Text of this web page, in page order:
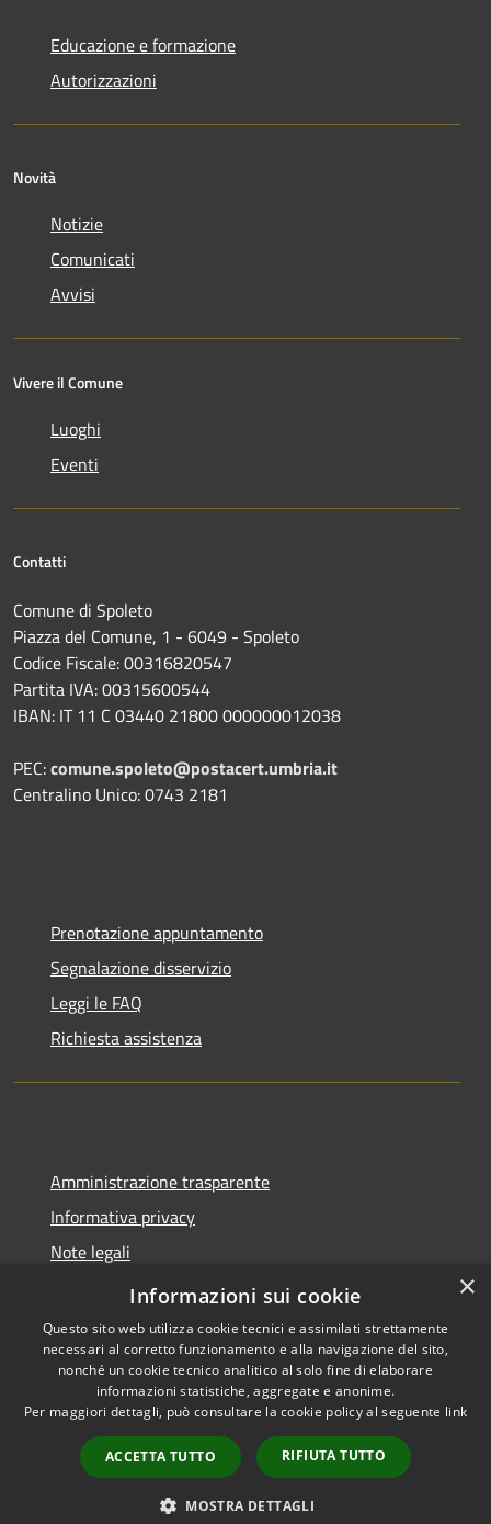
Educazione e formazione
Autorizzazioni
Novità
Notizie
Comunicati
Avvisi
Vivere il Comune
Luoghi
Eventi
Contatti
Comune di Spoleto
Piazza del Comune, 1 - 6049 - Spoleto
Codice Fiscale: 00316820547
Partita IVA: 00315600544
IBAN: IT 11 C 03440 21800 000000012038
PEC:comune.spoleto@postacert.umbria.it
Centralino Unico: 0743 2181
Prenotazione appuntamento
Segnalazione disservizio
Leggi le FAQ
Richiesta assistenza
Amministrazione trasparente
Informativa privacy
Note legali
Dichiarazione di accessibilità
Accessibilità
Copyright © 2026 • Comune di
Spoleto • Powered by
Municipium•
Accesso
redazione
×
Informazioni sui cookie
Questo sito web utilizza cookie tecnici e assimilati strettamente
necessari al corretto funzionamento e alla navigazione del sito,
nonché un cookie tecnico analitico al solo fine di elaborare
informazioni statistiche, aggregate e anonime.
Per maggiori dettagli, può consultare la cookie policy al seguente link
ACCETTA TUTTO RIFIUTA TUTTO
MOSTRA DETTAGLI